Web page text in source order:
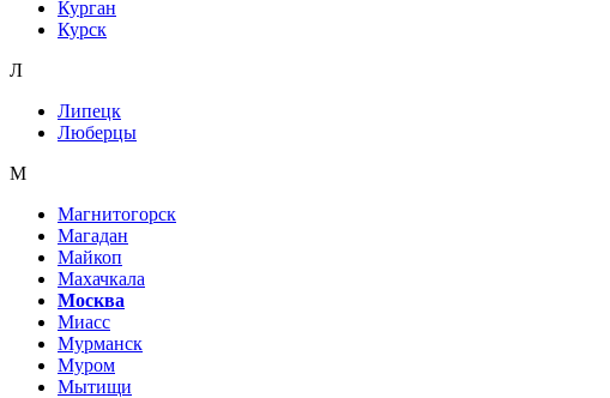
Курган
Курск
Л
Липецк
Люберцы
М
Магнитогорск
Магадан
Майкоп
Махачкала
Москва
Миасс
Мурманск
Муром
Мытищи